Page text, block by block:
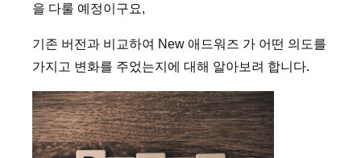
을 다룰 예정이구요,
기존 버전과 비교하여 New 애드워즈 가 어떤 의도를
가지고 변화를 주었는지에 대해 알아보려 합니다.